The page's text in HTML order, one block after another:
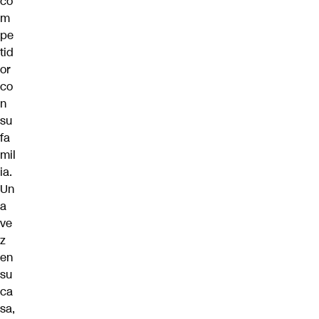
m
pe
tid
or
co
n
su
fa
mil
ia.
Un
a
ve
z
en
su
ca
sa,